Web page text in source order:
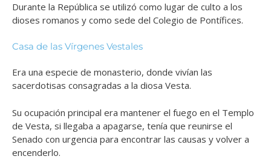
Durante la República se utilizó como lugar de culto a los
dioses romanos y como sede del Colegio de Pontífices.
Casa de las Vírgenes Vestales
Era una especie de monasterio, donde vivían las
sacerdotisas consagradas a la diosa Vesta.
Su ocupación principal era mantener el fuego en el Templo
de Vesta, si llegaba a apagarse, tenía que reunirse el
Senado con urgencia para encontrar las causas y volver a
encenderlo.